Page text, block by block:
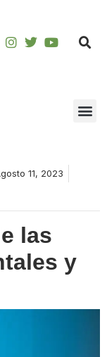
11, 2023
las
y